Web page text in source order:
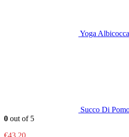
Yoga
Succo Di
0 out of 5
€43.20